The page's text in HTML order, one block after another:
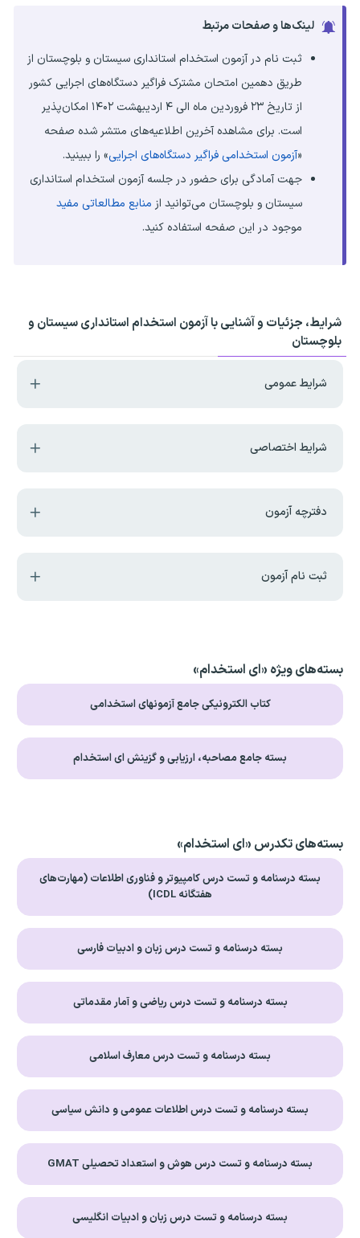
لینک‌ها و صفحات مرتبط
ثبت نام در آزمون استخدام استانداری سیستان و بلوچستان از
طریق دهمین امتحان مشترک فراگیر دستگاه‌های اجرایی کشور
از تاریخ ۲۳ فروردین ماه الی ۴ اردیبهشت ۱۴۰۲ امکان‌پذیر
است. برای مشاهده آخرین اطلاعیه‌های منتشر شده صفحه
«آزمون استخدامی فراگیر دستگاه‌های اجرایی» را ببینید.
جهت آمادگی برای حضور در جلسه آزمون استخدام استانداری
سیستان و بلوچستان می‌توانید از منابع مطالعاتی مفید
موجود در این صفحه استفاده کنید.
شرایط، جزئیات و آشنایی با آزمون استخدام استانداری سیستان و
بلوچستان
شرایط عمومی
شرایط اختصاصی
دفترچه آزمون
ثبت نام آزمون
بسته‌های ویژه «ای استخدام»
کتاب الکترونیکی جامع آزمونهای استخدامی
بسته جامع مصاحبه، ارزیابی و گزینش ای استخدام
بسته‌های تکدرس «ای استخدام»
بسته درسنامه و تست درس کامپیوتر و فناوری اطلاعات (مهارت‌های
هفتگانه ICDL)
بسته درسنامه و تست درس زبان و ادبیات فارسی
بسته درسنامه و تست درس ریاضی و آمار مقدماتی
بسته درسنامه و تست درس معارف اسلامی
بسته درسنامه و تست درس اطلاعات عمومی و دانش سیاسی
بسته درسنامه و تست درس هوش و استعداد تحصیلی GMAT
بسته درسنامه و تست درس زبان و ادبیات انگلیسی